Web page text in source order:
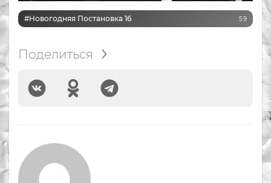
#Новогодняя Постановка 16 59
Поделиться